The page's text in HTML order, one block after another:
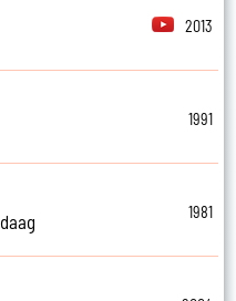
2013
1991
1981